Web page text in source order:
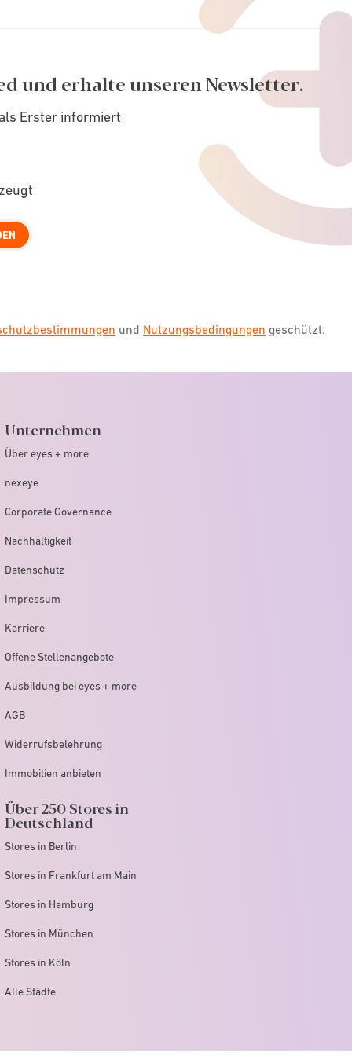
und erhalte unseren Newsletter.
Erster informiert
und Nutzungsbedingungen geschützt.
Unternehmen
Über eyes + more
nexeye
Corporate Governance
Nachhaltigkeit
Datenschutz
Impressum
Karriere
Offene Stellenangebote
Ausbildung bei eyes + more
AGB
Widerrufsbelehrung
Immobilien anbieten
Über 250 Stores in
Deutschland
Stores in Berlin
Stores in Frankfurt am Main
Stores in Hamburg
Stores in München
Stores in Köln
Alle Städte